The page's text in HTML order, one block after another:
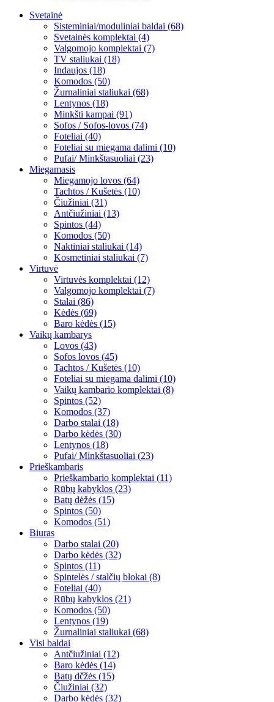
Svetainė
Sisteminiai/moduliniai baldai (68)
Svetainės komplektai (4)
Valgomojo komplektai (7)
TV staliukai (18)
Indaujos (18)
Komodos (50)
Žurnaliniai staliukai (68)
Lentynos (18)
Minkšti kampai (91)
Sofos / Sofos-lovos (74)
Foteliai (40)
Foteliai su miegama dalimi (10)
Pufai/ Minkštasuoliai (23)
Miegamasis
Miegamojo lovos (64)
Tachtos / Kušetės (10)
Čiužiniai (31)
Antčiužiniai (13)
Spintos (44)
Komodos (50)
Naktiniai staliukai (14)
Kosmetiniai staliukai (7)
Virtuvė
Virtuvės komplektai (12)
Valgomojo komplektai (7)
Stalai (86)
Kėdės (69)
Baro kėdės (15)
Vaikų kambarys
Lovos (43)
Sofos lovos (45)
Tachtos / Kušetės (10)
Foteliai su miegama dalimi (10)
Vaikų kambario komplektai (8)
Spintos (52)
Komodos (37)
Darbo stalai (18)
Darbo kėdės (30)
Lentynos (18)
Pufai/ Minkštasuoliai (23)
Prieškambaris
Prieškambario komplektai (11)
Rūbų kabyklos (23)
Batų dėžės (15)
Spintos (50)
Komodos (51)
Biuras
Darbo stalai (20)
Darbo kėdės (32)
Spintos (11)
Spintelės / stalčių blokai (8)
Foteliai (40)
Rūbų kabyklos (21)
Komodos (50)
Lentynos (19)
Žurnaliniai staliukai (68)
Visi baldai
Antčiužiniai (12)
Baro kėdės (14)
Batų dčžės (15)
Čiužiniai (32)
Darbo kėdės (32)